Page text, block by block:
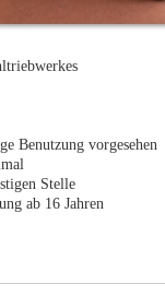
Benutzung vorgesehen
Stelle
ab 16 Jahren